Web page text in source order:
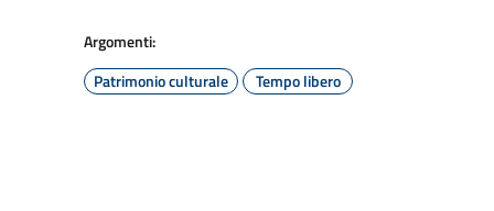
Argomenti:
Patrimonio culturale
Tempo libero